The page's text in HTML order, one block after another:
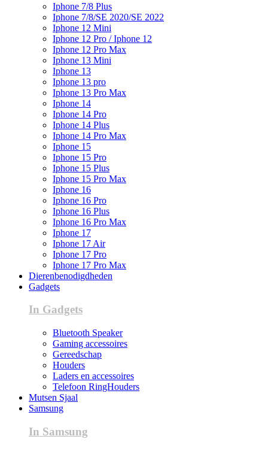
Iphone 7/8 Plus
Iphone 7/8/SE 2020/SE 2022
Iphone 12 Mini
Iphone 12 Pro / Iphone 12
Iphone 12 Pro Max
Iphone 13 Mini
Iphone 13
Iphone 13 pro
Iphone 13 Pro Max
Iphone 14
Iphone 14 Pro
Iphone 14 Plus
Iphone 14 Pro Max
Iphone 15
Iphone 15 Pro
Iphone 15 Plus
Iphone 15 Pro Max
Iphone 16
Iphone 16 Pro
Iphone 16 Plus
Iphone 16 Pro Max
Iphone 17
Iphone 17 Air
Iphone 17 Pro
Iphone 17 Pro Max
Dierenbenodigdheden
Gadgets
In Gadgets
Bluetooth Speaker
Gaming accessoires
Gereedschap
Houders
Laders en accessoires
Telefoon RingHouders
Mutsen Sjaal
Samsung
In Samsung